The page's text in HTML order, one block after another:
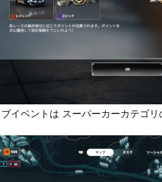
イベントは スーパーカーカテゴリ